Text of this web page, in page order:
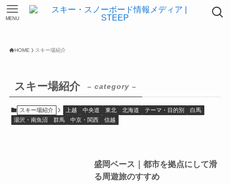
MENU
HOME スキー場紹介
スキー場紹介 – category –
スキー場紹介 上越 中央道 東北 北海道 テーマ・目的別
白馬
湯沢・南魚沼
群馬 中京・関西 信越
盛岡ベース｜都市を拠点にして滑
る周遊旅のすすめ